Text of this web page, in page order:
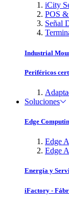
iCity
POS
Señal
Industrial
Periféricos
Soluciones
Edge
Edge
Edge
Energía y
iFactory -